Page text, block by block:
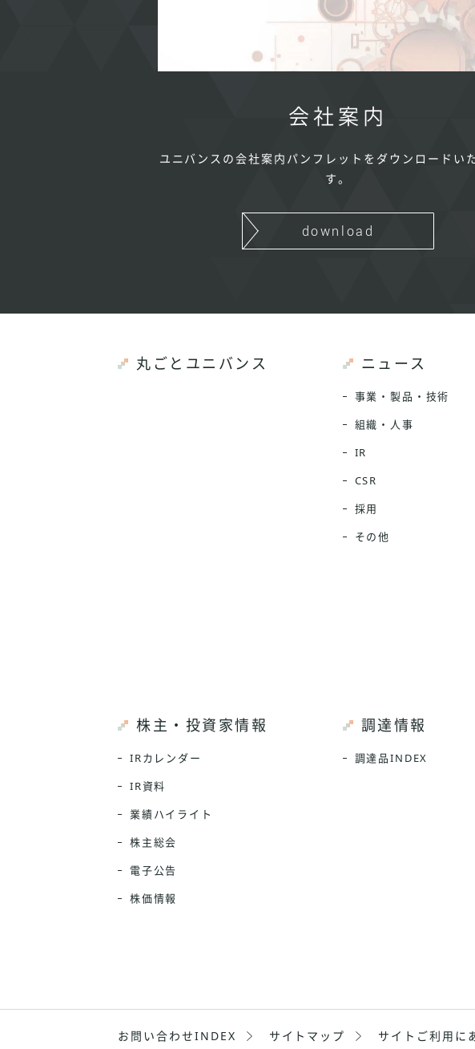
会社案内
ユニバンスの会社案内パンフレットをダウンロードい
す。
download
丸ごとユニバンス ニュース
事業・製品・技術
組織・人事
IR
CSR
採用
その他
株主・投資家情報
IRカレンダー
IR資料
業績ハイライト
株主総会
電子公告
株価情報
調達情報
調達品INDEX
お問い合わせINDEX サイトマップ サイトご利用に